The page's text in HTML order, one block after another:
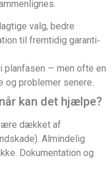
valg, bedre
til fremtidig garanti‑
planfasen — men ofte en
og problemer senere.
kan det hjælpe?
dækket af
Almindelig
Dokumentation og